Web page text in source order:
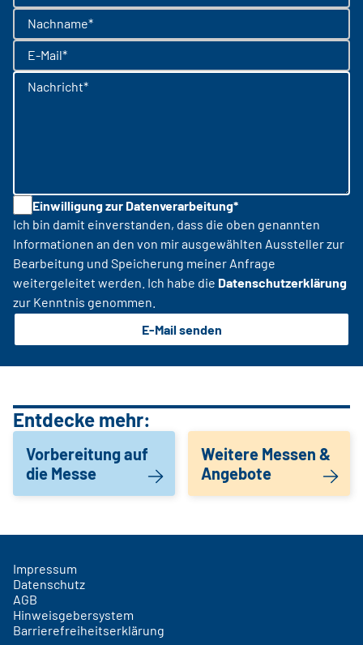
Nachname*
E-Mail*
Nachricht*
Einwilligung zur Datenverarbeitung*
Ich bin damit einverstanden, dass die oben genannten
Informationen an den von mir ausgewählten Aussteller zur
Bearbeitung und Speicherung meiner Anfrage
weitergeleitet werden. Ich habe die Datenschutzerklärung
zur Kenntnis genommen.
E-Mail senden
Entdecke mehr:
Vorbereitung auf
die Messe
Weitere Messen &
Angebote
Impressum
Datenschutz
AGB
Hinweisgebersystem
Barrierefreiheitserklärung